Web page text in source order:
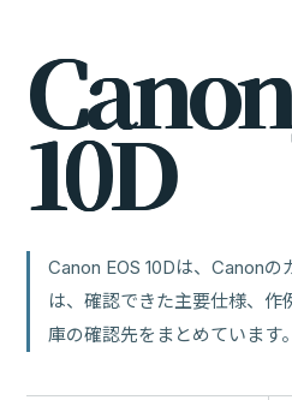
Canon
10D
Canon EOS 10Dは、Canon
は、確認できた主要仕様、作
庫の確認先をまとめています。